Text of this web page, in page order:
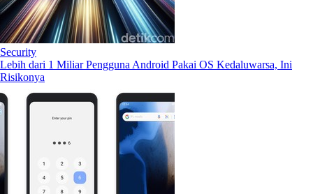
Security
Lebih dari 1 Miliar Pengguna Android Pakai OS Kedaluwarsa, Ini
Risikonya